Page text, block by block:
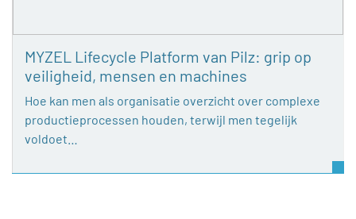
MYZEL Lifecycle Platform van Pilz: grip op
veiligheid, mensen en machines
Hoe kan men als organisatie overzicht over complexe
productieprocessen houden, terwijl men tegelijk
voldoet…